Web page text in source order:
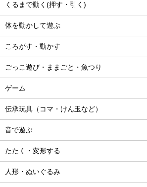
くるまで動く(押す・引く)
体を動かして遊ぶ
ころがす・動かす
ごっこ遊び・ままごと・魚つり
ゲーム
伝承玩具（コマ・けん玉など）
音で遊ぶ
たたく・変形する
人形・ぬいぐるみ